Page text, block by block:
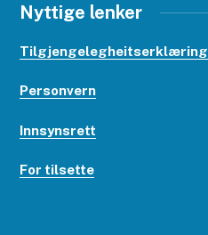
Nyttige lenker
Tilgjengelegheitserklæring
Personvern
Innsynsrett
For tilsette